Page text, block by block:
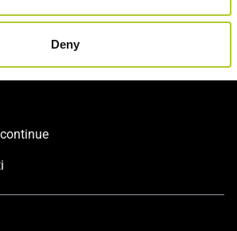
Deny
portefinestre